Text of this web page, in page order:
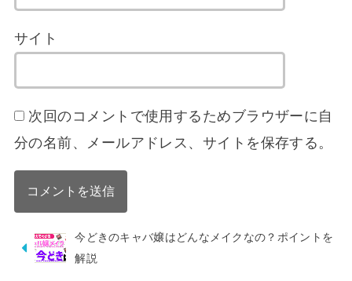
サイト
次回のコメントで使用するためブラウザーに自
分の名前、メールアドレス、サイトを保存する。
今どきのキャバ嬢はどんなメイクなの？ポイントを
解説